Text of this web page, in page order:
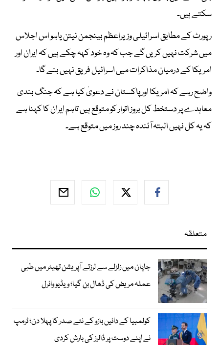
سکتے ہیں۔
رپورٹ کے مطابق اسرائیلی وزیراعظم بینجمن نیتن یاہو اس اجلاس
میں شرکت نہیں کریں گے جب کہ وہ خود کہہ چکے ہیں کہ ایران اور
امریکا کے درمیان مذاکرات میں اسرائیل فریق نہیں بنے گا۔
واضح رہے کہ امریکا اور پاکستان نے دعویٰ کیا ہے کہ جنگ بندی
معاہدے پر دستخط کل بروز اتوار کو متوقع ہیں تاہم ایران کا کہنا ہے
کہ یہ کل نہیں البتہ آئندہ چند روز میں متوقع ہے۔
متعلقہ
جاپان میں زلزلے سے لرزتے آپریشن تھیٹر میں طبی
عملہ مریض کی ڈھال بن گیا؛ ویڈیو وائرل
کولمبیا کے دائیں بازو کے نئے صدر کا پہلا دن؛ ٹرمپ
نے اپنے دوست پر ڈالرز کی بارش کردی